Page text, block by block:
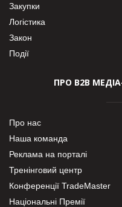
Закупки
Логістика
Закон
Події
ПРО В2В
Про нас
Наша команда
Реклама на порталі
Тренінговий центр
Конференції TradeMaster
Національні Премії